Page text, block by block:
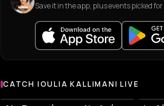
Save it in the app, plus events picked
More events with Ioulia Kallimani
CATCH IOULIA KALLIMANI LIVE